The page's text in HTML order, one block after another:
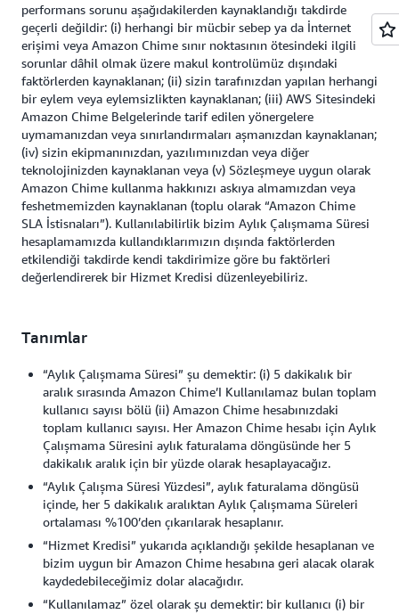
performans sorunu aşağıdakilerden kaynaklandığı takdirde
geçerli değildir: (i) herhangi bir mücbir sebep ya da İnternet
erişimi veya Amazon Chime sınır noktasının ötesindeki ilgili
sorunlar dâhil olmak üzere makul kontrolümüz dışındaki
faktörlerden kaynaklanan; (ii) sizin tarafınızdan yapılan herhangi
bir eylem veya eylemsizlikten kaynaklanan; (iii) AWS Sitesindeki
Amazon Chime Belgelerinde tarif edilen yönergelere
uymamanızdan veya sınırlandırmaları aşmanızdan kaynaklanan;
(iv) sizin ekipmanınızdan, yazılımınızdan veya diğer
teknolojinizden kaynaklanan veya (v) Sözleşmeye uygun olarak
Amazon Chime kullanma hakkınızı askıya almamızdan veya
feshetmemizden kaynaklanan (toplu olarak “Amazon Chime
SLA İstisnaları”). Kullanılabilirlik bizim Aylık Çalışmama Süresi
hesaplamamızda kullandıklarımızın dışında faktörlerden
etkilendiği takdirde kendi takdirimize göre bu faktörleri
değerlendirerek bir Hizmet Kredisi düzenleyebiliriz.
Tanımlar
“Aylık Çalışmama Süresi” şu demektir: (i) 5 dakikalık bir
aralık sırasında Amazon Chime’I Kullanılamaz bulan toplam
kullanıcı sayısı bölü (ii) Amazon Chime hesabınızdaki
toplam kullanıcı sayısı. Her Amazon Chime hesabı için Aylık
Çalışmama Süresini aylık faturalama döngüsünde her 5
dakikalık aralık için bir yüzde olarak hesaplayacağız.
“Aylık Çalışma Süresi Yüzdesi”, aylık faturalama döngüsü
içinde, her 5 dakikalık aralıktan Aylık Çalışmama Süreleri
ortalaması %100’den çıkarılarak hesaplanır.
“Hizmet Kredisi” yukarıda açıklandığı şekilde hesaplanan ve
bizim uygun bir Amazon Chime hesabına geri alacak olarak
kaydedebileceğimiz dolar alacağıdır.
“Kullanılamaz” özel olarak şu demektir: bir kullanıcı (i) bir